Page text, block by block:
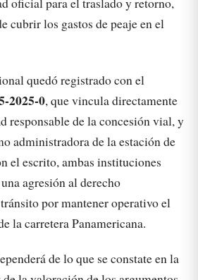
cubrir los gastos de peaje en el
quedó registrado con el
2025-0, que vincula directamente
responsable de la concesión vial, y
administradora de la estación de
el escrito, ambas instituciones
agresión al derecho
por mantener operativo el
la carretera Panamericana.
de lo que se constate en la